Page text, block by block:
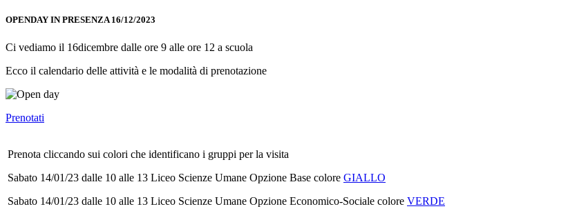
OPENDAY IN PRESENZA 16/12/2023
Ci vediamo il 16dicembre dalle ore 9 alle ore 12 a scuola
Ecco il calendario delle attività e le modalità di prenotazione
Prenotati
Prenota cliccando sui colori che identificano i gruppi per la visita
Sabato 14/01/23 dalle 10 alle 13 Liceo Scienze Umane Opzione Base colore GIALLO
Sabato 14/01/23 dalle 10 alle 13 Liceo Scienze Umane Opzione Economico-Sociale colore VERDE